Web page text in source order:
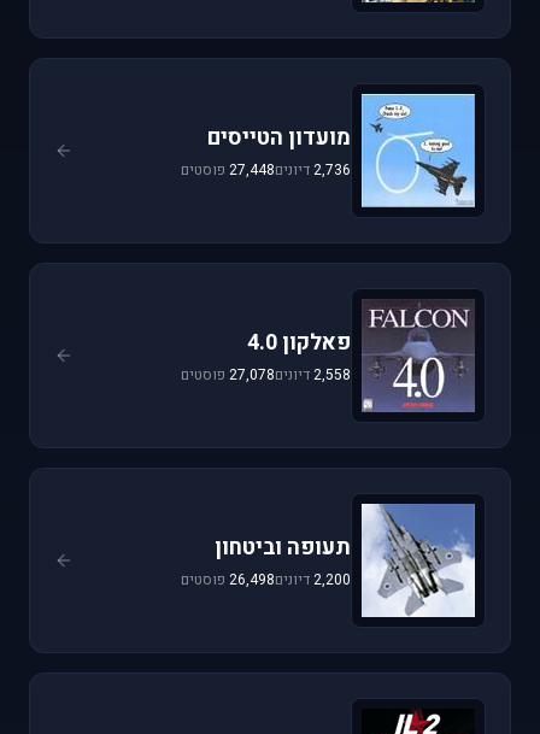
מועדון הטייסים
2,736דיונים27,448 פוסטים
פאלקון 4.0
2,558דיונים27,078 פוסטים
תעופה וביטחון
2,200דיונים26,498 פוסטים